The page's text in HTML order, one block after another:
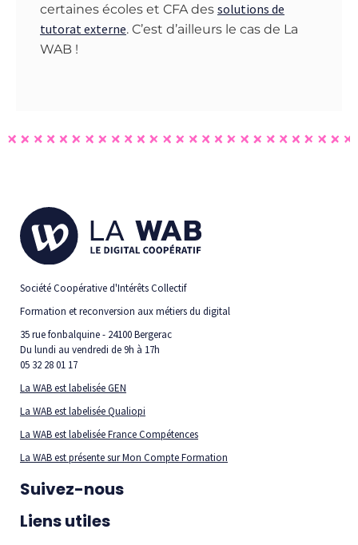
certaines écoles et CFA des solutions de
tutorat externe. C’est d’ailleurs le cas de La
WAB !
Société Coopérative d'Intérêts Collectif
Formation et reconversion aux métiers du digital
35 rue fonbalquine - 24100 Bergerac
Du lundi au vendredi de 9h à 17h
05 32 28 01 17
La WAB est labelisée GEN
La WAB est labelisée Qualiopi
La WAB est labelisée France Compétences
La WAB est présente sur Mon Compte Formation
Suivez-nous
Liens utiles